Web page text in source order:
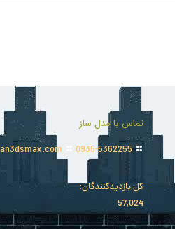
تماس با مدل ساز
0935-5362255
کل بازدیدکنند‌گان:
57,024